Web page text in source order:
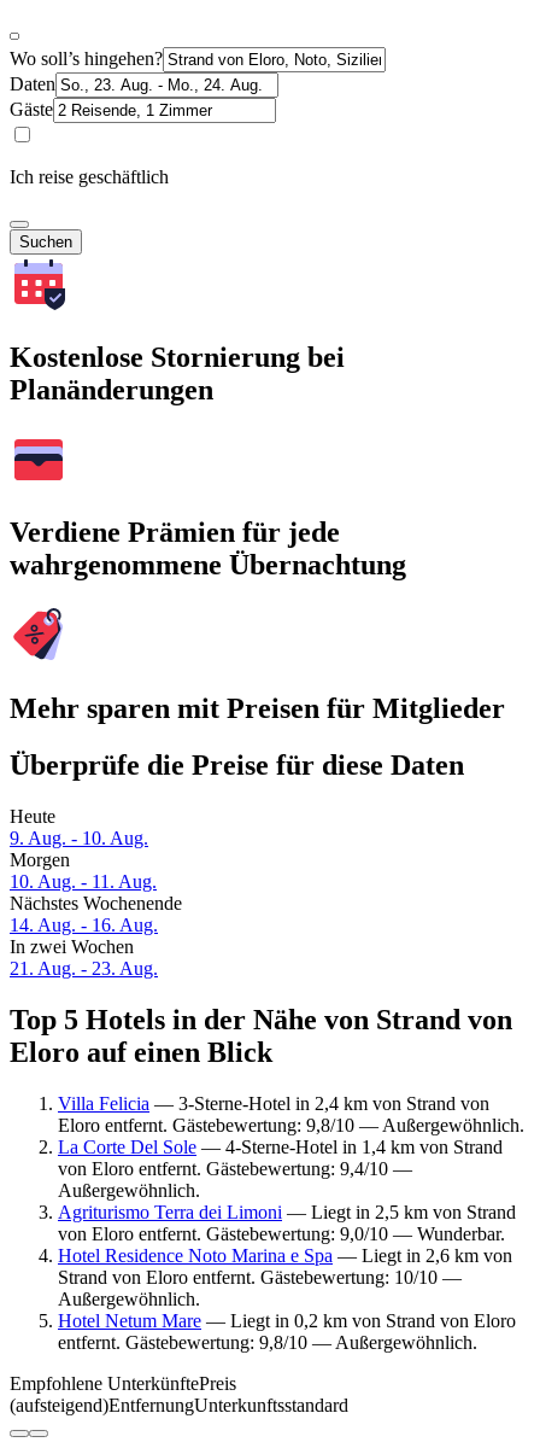
Wo soll’s hingehen?
Daten
Gäste
Ich reise geschäftlich
Suchen
Kostenlose Stornierung bei
Planänderungen
Verdiene Prämien für jede
wahrgenommene Übernachtung
Mehr sparen mit Preisen für Mitglieder
Überprüfe die Preise für diese Daten
Heute
9. Aug. - 10. Aug.
Morgen
10. Aug. - 11. Aug.
Nächstes Wochenende
14. Aug. - 16. Aug.
In zwei Wochen
21. Aug. - 23. Aug.
Top 5 Hotels in der Nähe von Strand von
Eloro auf einen Blick
Villa Felicia — 3-Sterne-Hotel in 2,4 km von Strand von
Eloro entfernt. Gästebewertung: 9,8/10 — Außergewöhnlich.
La Corte Del Sole — 4-Sterne-Hotel in 1,4 km von Strand
von Eloro entfernt. Gästebewertung: 9,4/10 —
Außergewöhnlich.
Agriturismo Terra dei Limoni — Liegt in 2,5 km von Strand
von Eloro entfernt. Gästebewertung: 9,0/10 — Wunderbar.
Hotel Residence Noto Marina e Spa — Liegt in 2,6 km von
Strand von Eloro entfernt. Gästebewertung: 10/10 —
Außergewöhnlich.
Hotel Netum Mare — Liegt in 0,2 km von Strand von Eloro
entfernt. Gästebewertung: 9,8/10 — Außergewöhnlich.
Empfohlene UnterkünftePreis
(aufsteigend)EntfernungUnterkunftsstandard